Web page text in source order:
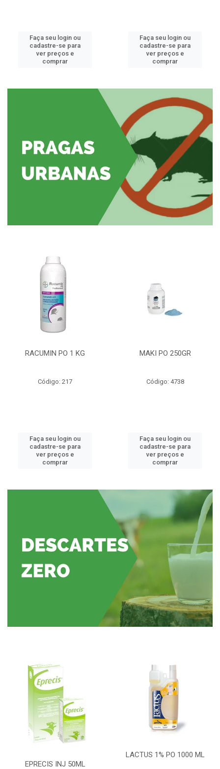
Faça seu login ou
cadastre-se para
ver preços e
comprar
Faça seu login ou
cadastre-se para
ver preços e
comprar
RACUMIN PO 1 KG
Código: 217
Faça seu login ou
cadastre-se para
ver preços e
comprar
MAKI PO 250GR
Código: 4738
Faça seu login ou
cadastre-se para
ver preços e
comprar
EPRECIS INJ 50ML
LACTUS 1% PO 1000 ML